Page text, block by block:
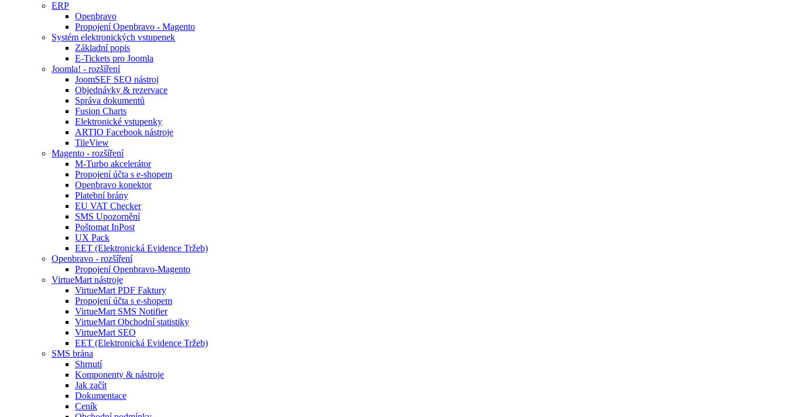
ERP
Openbravo
Propojení Openbravo - Magento
Systém elektronických vstupenek
Základní popis
E-Tickets pro Joomla
Joomla! - rozšíření
JoomSEF SEO nástroj
Objednávky & rezervace
Správa dokumentů
Fusion Charts
Elektronické vstupenky
ARTIO Facebook nástroje
TileView
Magento - rozšíření
M-Turbo akcelerátor
Propojení účta s e-shopem
Openbravo konektor
Platební brány
EU VAT Checker
SMS Upozornění
Poštomat InPost
UX Pack
EET (Elektronická Evidence Tržeb)
Openbravo - rozšíření
Propojení Openbravo-Magento
VirtueMart nástroje
VirtueMart PDF Faktury
Propojení účta s e-shopem
VirtueMart SMS Notifier
VirtueMart Obchodní statistiky
VirtueMart SEO
EET (Elektronická Evidence Tržeb)
SMS brána
Shrnutí
Komponenty & nástroje
Jak začít
Dokumentace
Ceník